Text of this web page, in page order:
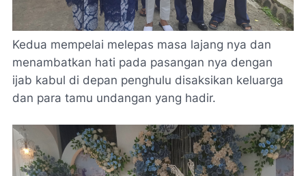
Kedua mempelai melepas masa lajang nya dan
menambatkan hati pada pasangan nya dengan
ijab kabul di depan penghulu disaksikan keluarga
dan para tamu undangan yang hadir.